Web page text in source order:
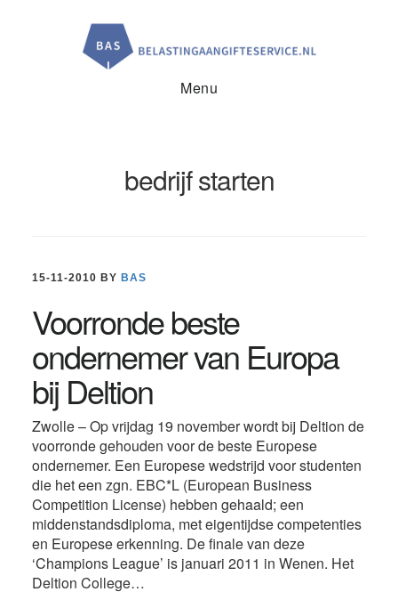
Menu
bedrijf starten
15-11-2010 BY BAS
Voorronde beste
ondernemer van Europa
bij Deltion
Zwolle – Op vrijdag 19 november wordt bij Deltion de
voorronde gehouden voor de beste Europese
ondernemer. Een Europese wedstrijd voor studenten
die het een zgn. EBC*L (European Business
Competition License) hebben gehaald; een
middenstandsdiploma, met eigentijdse competenties
en Europese erkenning. De finale van deze
‘Champions League’ is januari 2011 in Wenen. Het
Deltion College…